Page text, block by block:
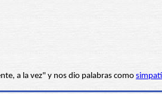
a la vez" y nos dio palabras como